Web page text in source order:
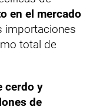
en el mercado
importaciones
total de
cerdo y
de